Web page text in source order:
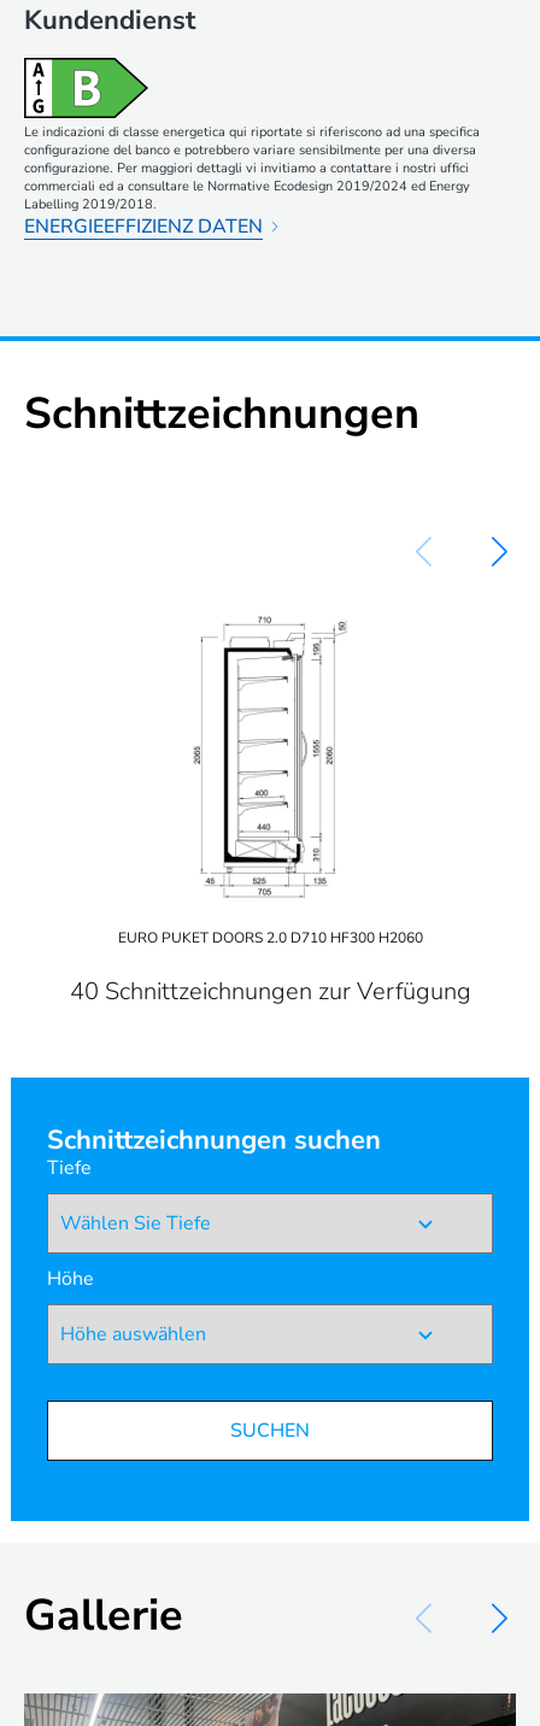
Kundendienst
Le indicazioni di classe energetica qui riportate si riferiscono ad una specifica
configurazione del banco e potrebbero variare sensibilmente per una diversa
configurazione. Per maggiori dettagli vi invitiamo a contattare i nostri uffici
commerciali ed a consultare le Normative Ecodesign 2019/2024 ed Energy
Labelling 2019/2018.
ENERGIEEFFIZIENZ DATEN
Schnittzeichnungen
EURO PUKET DOORS 2.0 D710 HF300 H2060
40 Schnittzeichnungen zur Verfügung
Schnittzeichnungen suchen
Tiefe
Höhe
SUCHEN
Gallerie